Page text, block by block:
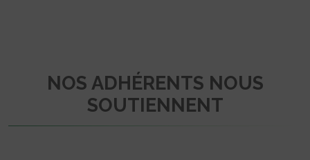
NOS ADHÉRENTS NOUS
SOUTIENNENT